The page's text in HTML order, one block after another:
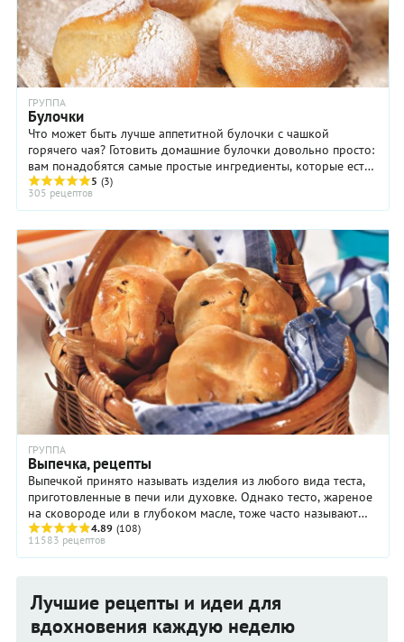
ГРУППА
Булочки
Что может быть лучше аппетитной булочки с чашкой
горячего чая? Готовить домашние булочки довольно просто:
вам понадобятся самые простые ингредиенты, которые есть
под рукой у любой хозяйки – мука, яйца ...
5 (3)
305 рецептов
ГРУППА
Выпечка, рецепты
Выпечкой принято называть изделия из любого вида теста,
приготовленные в печи или духовке. Однако тесто, жареное
на сковороде или в глубоком масле, тоже часто называют
выпечкой. Всю выпечку можно ...
4.89 (108)
11583 рецептов
Лучшие рецепты и идеи для
вдохновения каждую неделю